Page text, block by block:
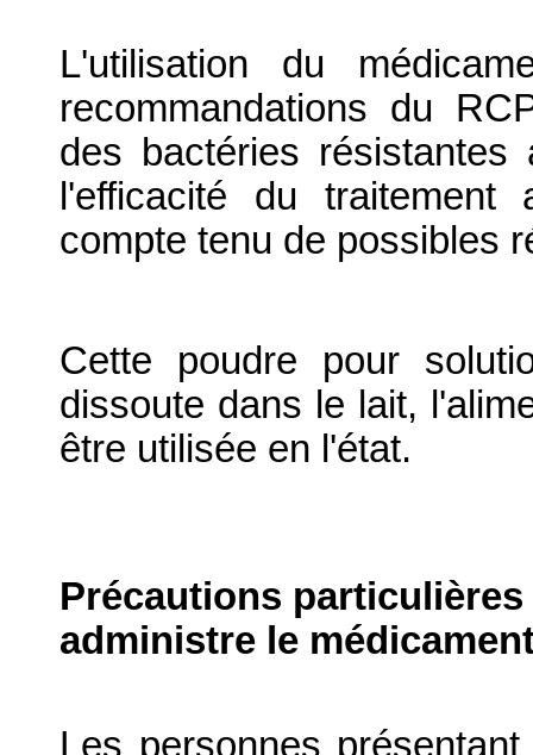
L'utilisation du
recommandations du
des bactéries résistantes
l'efficacité du traitement
compte tenu de possibles
Cette poudre pour
dissoute dans le lait,
être utilisée en l'état.
Précautions
administre le
Les personnes